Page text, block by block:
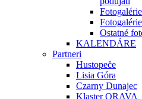
Ostatné
KALENDÁRE
Partneri
Hustopeče
Lisia Góra
Czarny Dunajec
Klaster ORAVA